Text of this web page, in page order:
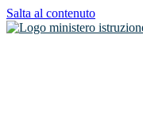
Salta al contenuto